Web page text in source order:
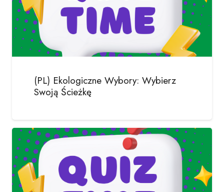
(PL) Ekologiczne Wybory: Wybierz
Swoją Ścieżkę